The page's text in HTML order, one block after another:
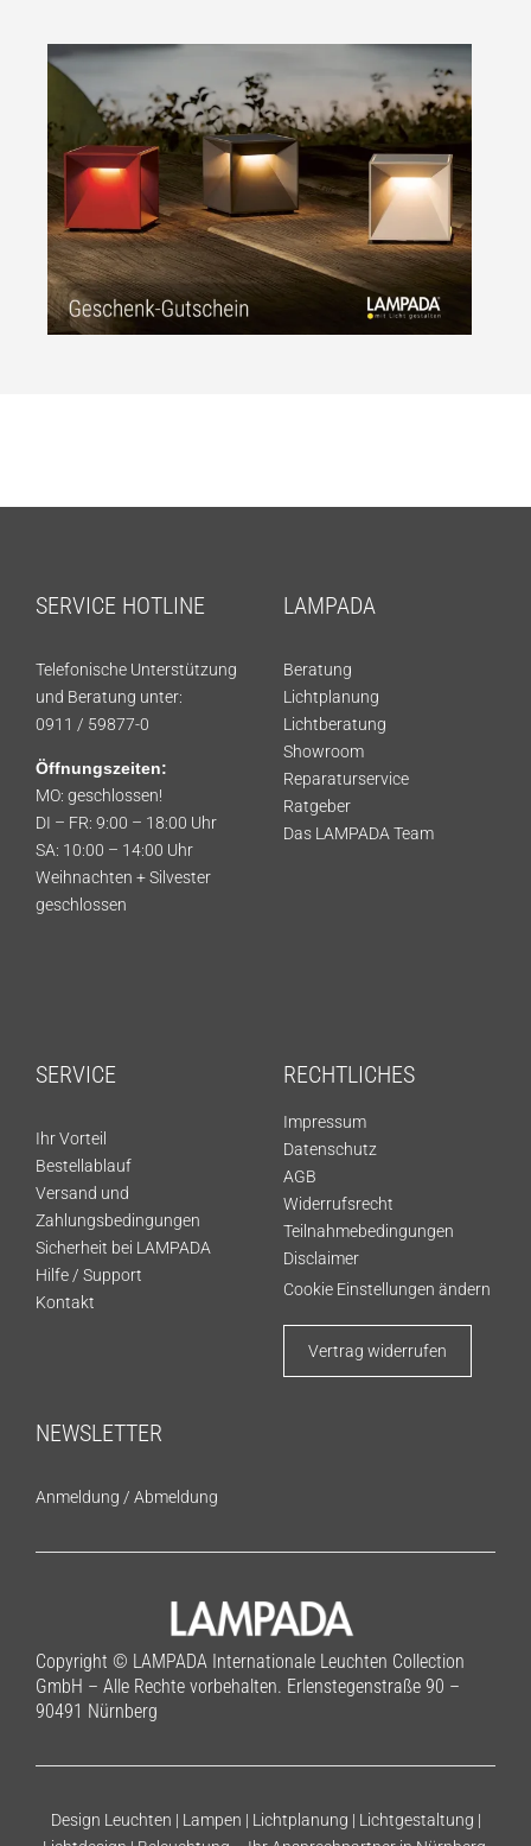
SERVICE HOTLINE
Telefonische Unterstützung
und Beratung unter:
0911 / 59877-0
Öffnungszeiten:
MO: geschlossen!
DI – FR: 9:00 – 18:00 Uhr
SA: 10:00 – 14:00 Uhr
Weihnachten + Silvester
geschlossen
LAMPADA
Beratung
Lichtplanung
Lichtberatung
Showroom
Reparaturservice
Ratgeber
Das LAMPADA Team
SERVICE
Ihr Vorteil
Bestellablauf
Versand und
Zahlungsbedingungen
Sicherheit bei LAMPADA
Hilfe / Support
Kontakt
RECHTLICHES
Impressum
Datenschutz
AGB
Widerrufsrecht
Teilnahmebedingungen
Disclaimer
Cookie Einstellungen ändern
Vertrag widerrufen
NEWSLETTER
Anmeldung / Abmeldung
Copyright © LAMPADA Internationale Leuchten Collection
GmbH – Alle Rechte vorbehalten. Erlenstegenstraße 90 –
90491 Nürnberg
Design Leuchten | Lampen | Lichtplanung | Lichtgestaltung |